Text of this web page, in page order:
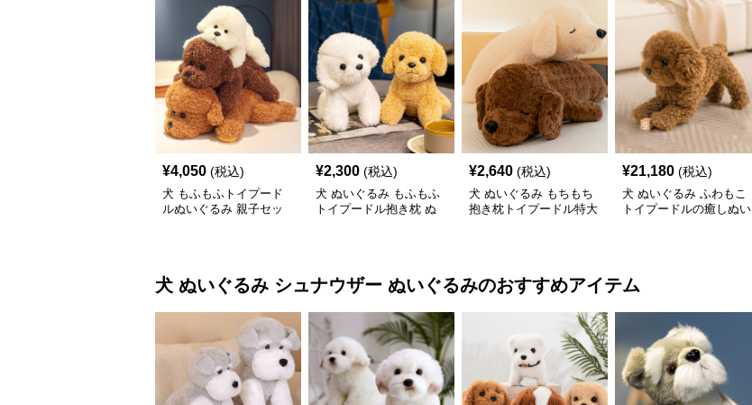
¥4,050 (税込)
犬 もふもふトイプード
ルぬいぐるみ 親子セッ
¥2,300 (税込)
犬 ぬいぐるみ もふもふ
トイプードル抱き枕 ぬ
¥2,640 (税込)
犬 ぬいぐるみ もちもち
抱き枕トイプードル特大
¥21,180 (税込)
犬 ぬいぐるみ ふわもこ
トイプードルの癒しぬい
犬 ぬいぐるみ シュナウザー ぬいぐるみのおすすめアイテム